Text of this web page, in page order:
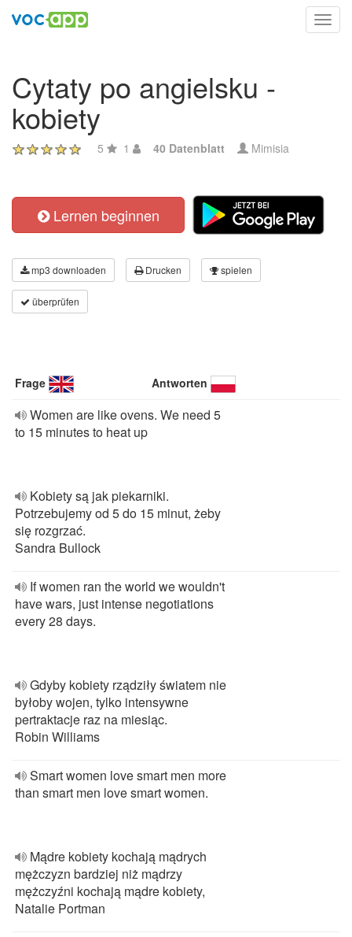
Cytaty po angielsku -
kobiety
5 1 40 Datenblatt Mimisia
Lernen beginnen
mp3 downloaden Drucken spielen
überprüfen
Frage Antworten
Women are like ovens. We need 5
to 15 minutes to heat up
Kobiety są jak piekarniki.
Potrzebujemy od 5 do 15 minut, żeby
się rozgrzać.
Sandra Bullock
If women ran the world we wouldn't
have wars, just intense negotiations
every 28 days.
Gdyby kobiety rządziły światem nie
byłoby wojen, tylko intensywne
pertraktacje raz na miesiąc.
Robin Williams
Smart women love smart men more
than smart men love smart women.
Mądre kobiety kochają mądrych
mężczyzn bardziej niż mądrzy
mężczyźni kochają mądre kobiety,
Natalie Portman